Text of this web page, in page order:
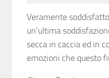
Veramente
un’ultima
secca in caccia ed in
emozioni che questo